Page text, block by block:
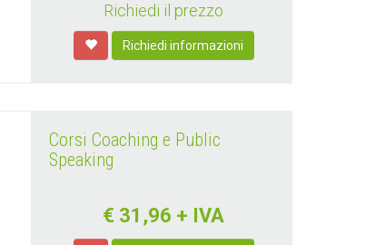
Richiedi il prezzo
Richiedi informazioni
Corsi Coaching e Public
Speaking
€ 31,96 + IVA